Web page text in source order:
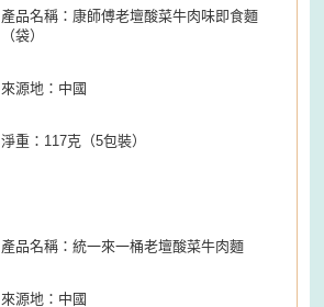
產品名稱：康師傅老壇酸菜牛肉味即食麵
（袋）
來源地：中國
淨重：117克（5包裝）
產品名稱：統一來一桶老壇酸菜牛肉麵
來源地：中國